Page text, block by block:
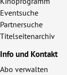
Eventsuche
Partnersuche
Titelseitenarchiv
Info und Kontakt
Abo verwalten